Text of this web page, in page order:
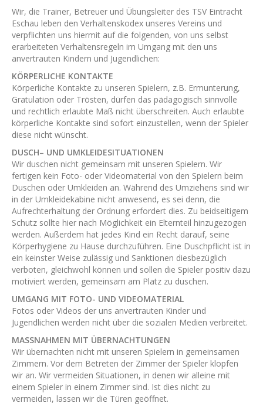
Wir, die Trainer, Betreuer und Übungsleiter des TSV Eintracht
Eschau leben den Verhaltenskodex unseres Vereins und
verpflichten uns hiermit auf die folgenden, von uns selbst
erarbeiteten Verhaltensregeln im Umgang mit den uns
anvertrauten Kindern und Jugendlichen:
KÖRPERLICHE KONTAKTE
Körperliche Kontakte zu unseren Spielern, z.B. Ermunterung,
Gratulation oder Trösten, dürfen das pädagogisch sinnvolle
und rechtlich erlaubte Maß nicht überschreiten. Auch erlaubte
körperliche Kontakte sind sofort einzustellen, wenn der Spieler
diese nicht wünscht.
DUSCH– UND UMKLEIDESITUATIONEN
Wir duschen nicht gemeinsam mit unseren Spielern. Wir
fertigen kein Foto- oder Videomaterial von den Spielern beim
Duschen oder Umkleiden an. Während des Umziehens sind wir
in der Umkleidekabine nicht anwesend, es sei denn, die
Aufrechterhaltung der Ordnung erfordert dies. Zu beidseitigem
Schutz sollte hier nach Möglichkeit ein Elternteil hinzugezogen
werden. Außerdem hat jedes Kind ein Recht darauf, seine
Körperhygiene zu Hause durchzuführen. Eine Duschpflicht ist in
ein keinster Weise zulässig und Sanktionen diesbezüglich
verboten, gleichwohl können und sollen die Spieler positiv dazu
motiviert werden, gemeinsam am Platz zu duschen.
UMGANG MIT FOTO- UND VIDEOMATERIAL
Fotos oder Videos der uns anvertrauten Kinder und
Jugendlichen werden nicht über die sozialen Medien verbreitet.
MASSNAHMEN MIT ÜBERNACHTUNGEN
Wir übernachten nicht mit unseren Spielern in gemeinsamen
Zimmern. Vor dem Betreten der Zimmer der Spieler klopfen
wir an. Wir vermeiden Situationen, in denen wir alleine mit
einem Spieler in einem Zimmer sind. Ist dies nicht zu
vermeiden, lassen wir die Türen geöffnet.